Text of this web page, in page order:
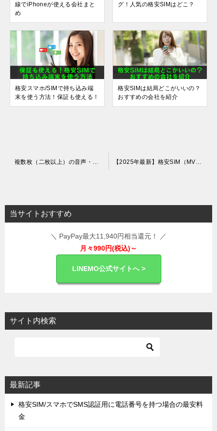
線でiPhoneが使える会社まと
め
グ！人気の格安SIMはどこ？
格安スマホ/SIMで持ち込み端
末を使う方法！保証も使える！
格安SIMは結局どこがいいの？
おすすめの会社を紹介
ビ
ゲ
複数枚（二枚以上）の音声・データSIMが契約できる格安SIM 【2025年最新】格安SIM（MVNO）のシェアの割合は？各社の特徴を紹介
当サイトおすすめ
＼ PayPay最大11,940円相当還元！ ／
月々990円(税込)～
LINEMO公式サイトへ >
サイト内検索
最新記事
格安SIM/スマホでSMS認証用に電話番号を持つ場合の最安料
金